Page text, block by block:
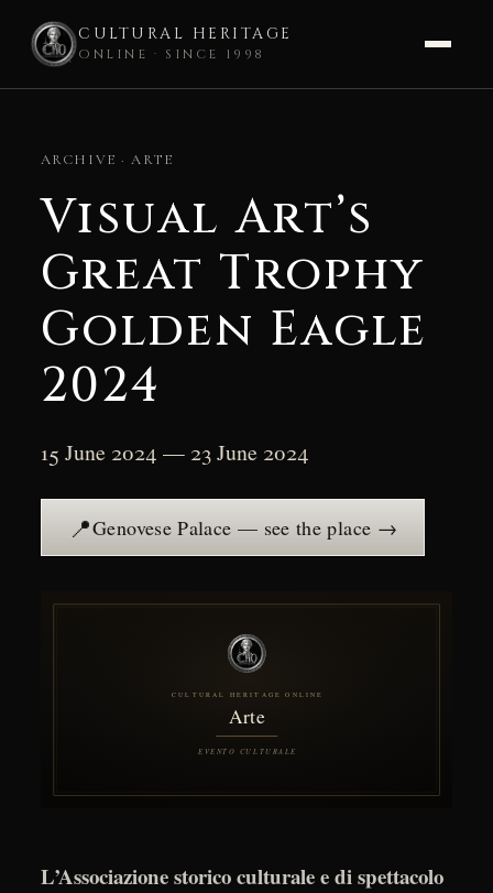
CULTURAL HERITAGE
ONLINE · SINCE 1998
contentARCHIVE · ARTE
Visual Art’s
Great Trophy
Golden Eagle
2024
15 June 2024 — 23 June 2024
📍Genovese Palace — see the place →
L’Associazione storico culturale e di spettacolo